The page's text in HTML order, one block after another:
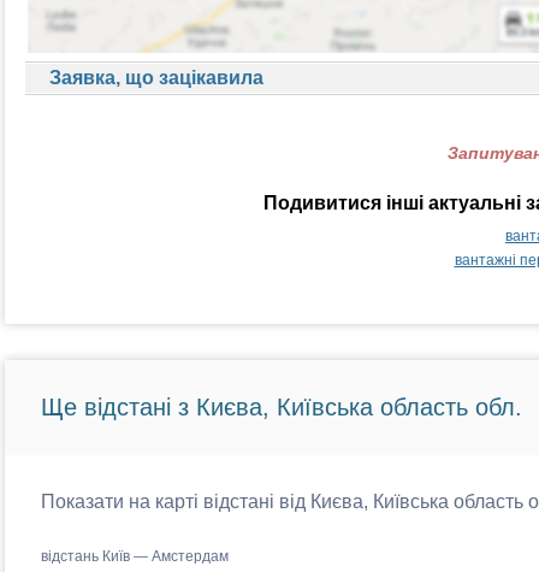
Заявка, що зацікавила
Подивитися інші
вантажні
Ще відстані з Києва, Київська область обл.
Показати на карті відстані від Києва, Київська
відстань Київ — Амстердам